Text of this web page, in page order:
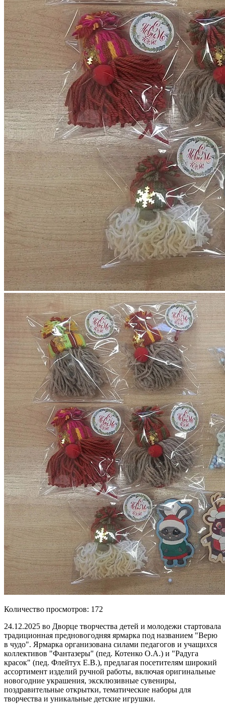
Количество просмотров: 172
24.12.2025 во Дворце творчества детей и молодежи стартовала
традиционная предновогодняя ярмарка под названием "Верю
в чудо". Ярмарка организована силами педагогов и учащихся
коллективов "Фантазеры" (пед. Котенко О.А.) и "Радуга
красок" (пед. Флейтух Е.В.), предлагая посетителям широкий
ассортимент изделий ручной работы, включая оригинальные
новогодние украшения, эксклюзивные сувениры,
поздравительные открытки, тематические наборы для
творчества и уникальные детские игрушки.